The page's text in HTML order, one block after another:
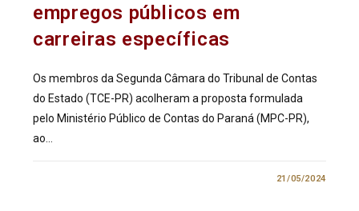
empregos públicos em
carreiras específicas
Os membros da Segunda Câmara do Tribunal de Contas
do Estado (TCE-PR) acolheram a proposta formulada
pelo Ministério Público de Contas do Paraná (MPC-PR),
ao…
21/05/2024